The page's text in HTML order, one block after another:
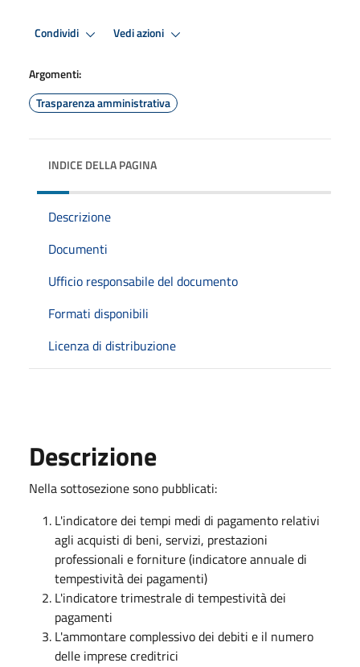
Condividi Vedi azioni
Argomenti:
Trasparenza amministrativa
INDICE DELLA PAGINA
Descrizione
Documenti
Ufficio responsabile del documento
Formati disponibili
Licenza di distribuzione
Descrizione
Nella sottosezione sono pubblicati:
L'indicatore dei tempi medi di pagamento relativi
agli acquisti di beni, servizi, prestazioni
professionali e forniture (indicatore annuale di
tempestività dei pagamenti)
L'indicatore trimestrale di tempestività dei
pagamenti
L'ammontare complessivo dei debiti e il numero
delle imprese creditrici